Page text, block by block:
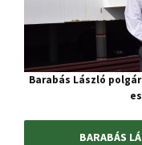
Barabás László
BARABÁS